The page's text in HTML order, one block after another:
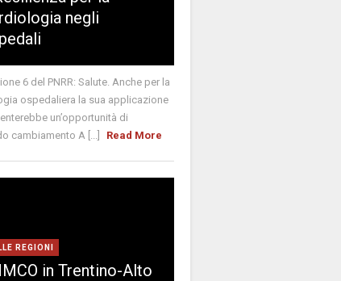
negli
6 del PNRR: Salute. Anche per la
ospedaliera la sua applicazione
un’opportunità di
cambiamento A [...]
Read More
REGIONI
in Trentino-Alto